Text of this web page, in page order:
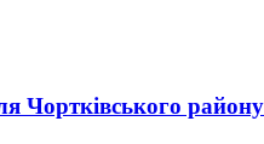
Чортківського